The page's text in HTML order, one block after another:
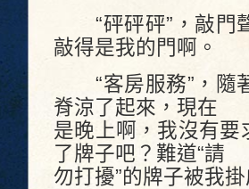
“砰砰砰”，敲門
敲得是我的門啊。
“客房服務”，隨
脊涼了起來，現在
是晚上啊，我沒有
了牌子吧？難道“請
勿打擾”的牌子被我